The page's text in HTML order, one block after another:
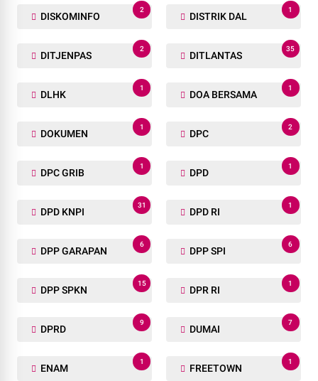
DISKOMINFO
2
DISTRIK DAL
1
DITJENPAS
2
DITLANTAS
35
DLHK
1
DOA BERSAMA
1
DOKUMEN
1
DPC
2
DPC GRIB
1
DPD
1
DPD KNPI
31
DPD RI
1
DPP GARAPAN
6
DPP SPI
6
DPP SPKN
15
DPR RI
1
DPRD
9
DUMAI
7
ENAM
1
FREETOWN
1